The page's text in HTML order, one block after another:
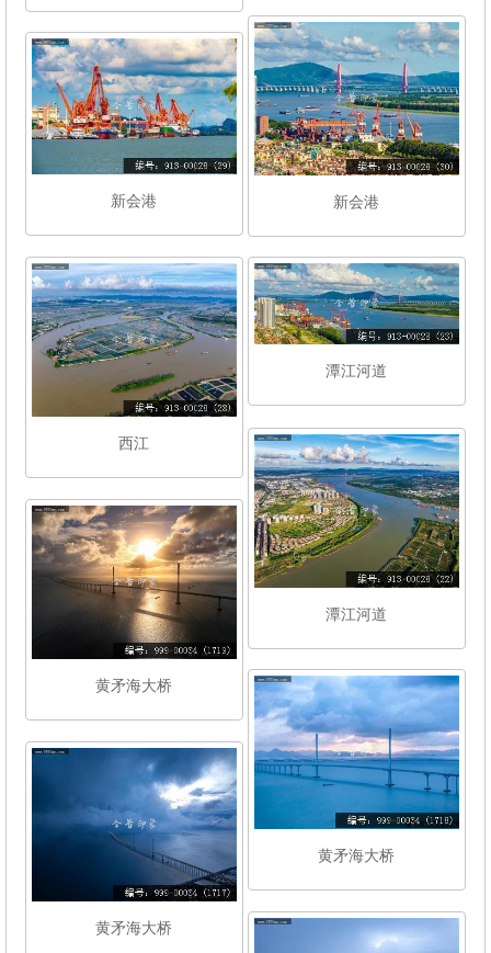
新会港
新会港
西江
潭江河道
潭江河道
黄矛海大桥
黄矛海大桥
黄矛海大桥